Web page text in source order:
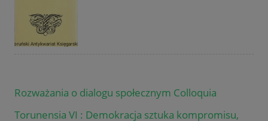
Rozważania o dialogu społecznym Colloquia
Torunensia VI : Demokracja sztuka kompromisu,